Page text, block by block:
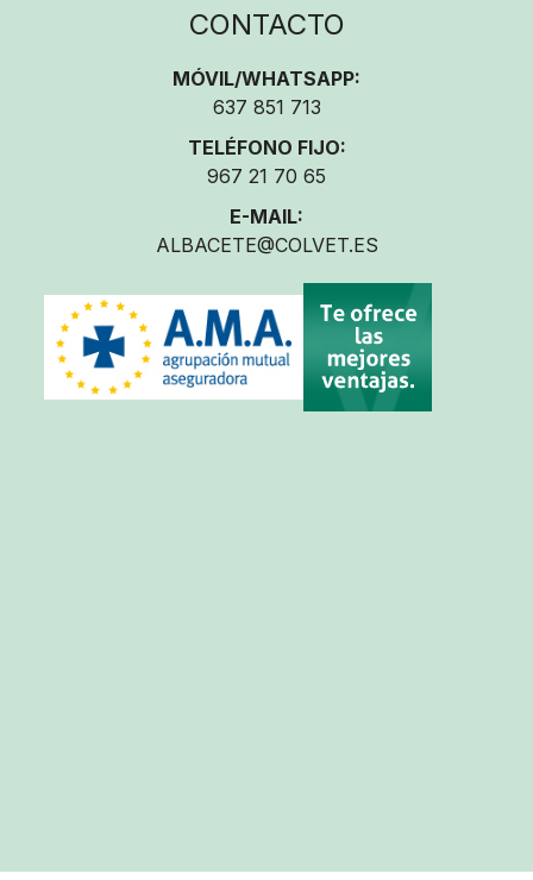
CONTACTO
MÓVIL/WHATSAPP:
637 851 713
TELÉFONO FIJO:
967 21 70 65
E-MAIL:
ALBACETE@COLVET.ES